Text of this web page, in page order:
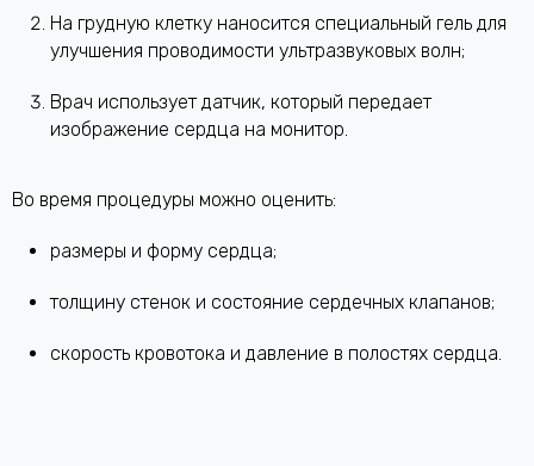
На грудную клетку наносится специальный гель для
улучшения проводимости ультразвуковых волн;
Врач использует датчик, который передает
изображение сердца на монитор.
Во время процедуры можно оценить:
размеры и форму сердца;
толщину стенок и состояние сердечных клапанов;
скорость кровотока и давление в полостях сердца.